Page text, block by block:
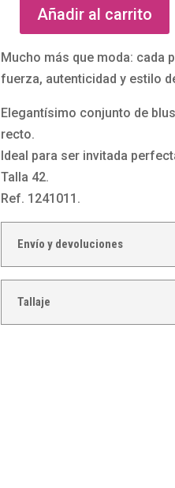
Conjunto
blusa
y
pantalón
de
raso
1241011
de
Peña
Añadir al carrito
Mucho más que moda: cada
fuerza, autenticidad y estilo
Elegantísimo conjunto de
recto.
Ideal para ser invitada
Talla 42.
Ref. 1241011.
Envío y devoluciones
Tallaje